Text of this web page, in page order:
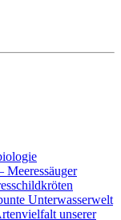
Unterwasserwelt
unserer